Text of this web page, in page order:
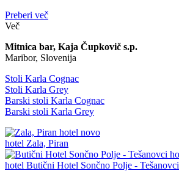
Preberi več
Več
Mitnica bar, Kaja Čupkovič s.p.
Maribor, Slovenija
Stoli Karla Cognac
Stoli Karla Grey
Barski stoli Karla Cognac
Barski stoli Karla Grey
novo
hotel Zala, Piran
hotel Butični Hotel Sončno Polje - Tešanovci